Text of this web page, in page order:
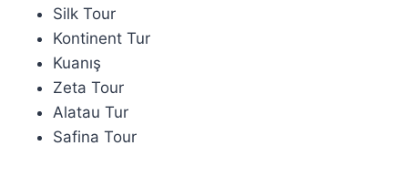
Silk Tour
Kontinent Tur
Kuanış
Zeta Tour
Alatau Tur
Safina Tour